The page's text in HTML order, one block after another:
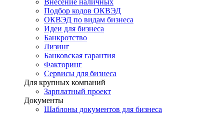
Внесение наличных
Подбор кодов ОКВЭД
ОКВЭД по видам бизнеса
Идеи для бизнеса
Банкротство
Лизинг
Банковская гарантия
Факторинг
Сервисы для бизнеса
Для крупных компаний
Зарплатный проект
Документы
Шаблоны документов для бизнеса